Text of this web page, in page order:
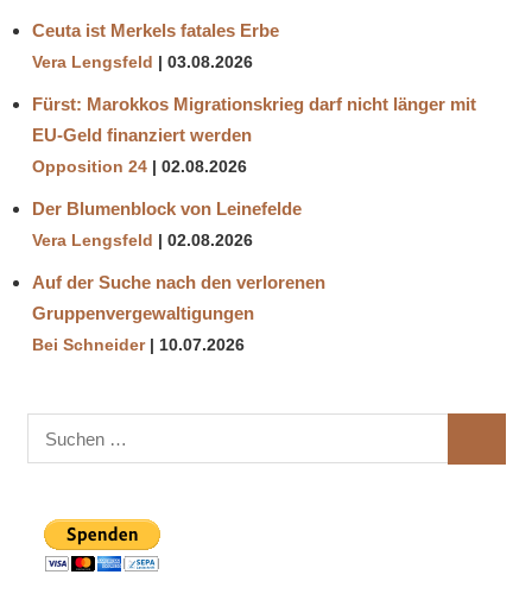
Ceuta ist Merkels fatales Erbe
Vera Lengsfeld 03.08.2026
Fürst: Marokkos Migrationskrieg darf nicht länger mit
EU-Geld finanziert werden
Opposition 24 02.08.2026
Der Blumenblock von Leinefelde
Vera Lengsfeld 02.08.2026
Auf der Suche nach den verlorenen
Gruppenvergewaltigungen
Bei Schneider 10.07.2026
nach: